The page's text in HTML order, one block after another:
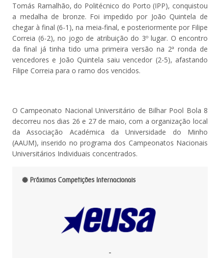
Tomás Ramalhão, do Politécnico do Porto (IPP), conquistou
a medalha de bronze. Foi impedido por João Quintela de
chegar à final (6-1), na meia-final, e posteriormente por Filipe
Correia (6-2), no jogo de atribuição do 3º lugar. O encontro
da final já tinha tido uma primeira versão na 2ª ronda de
vencedores e João Quintela saiu vencedor (2-5), afastando
Filipe Correia para o ramo dos vencidos.
O Campeonato Nacional Universitário de Bilhar Pool Bola 8
decorreu nos dias 26 e 27 de maio, com a organização local
da Associação Académica da Universidade do Minho
(AAUM), inserido no programa dos Campeonatos Nacionais
Universitários Individuais concentrados.
Próximas Competições Internacionais
-